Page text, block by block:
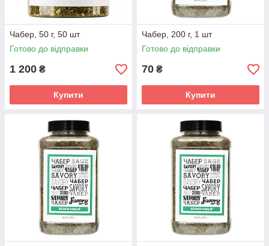
Чабер, 50 г, 50 шт
Готово до відправки
1 200 ₴
Купити
Чабер, 200 г, 1 шт
Готово до відправки
70 ₴
Купити